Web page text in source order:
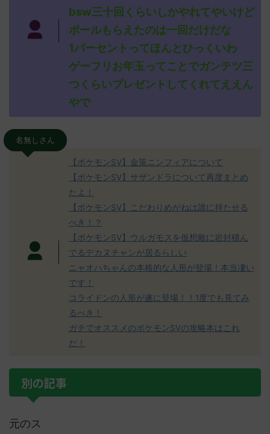
bsw三十回くらいしかやれてやいけど
ボールもらえたのは一回だけだな
1パーセントってほんとひっくいわ
ゲーフリお年玉ってことでガンテツ三
つくらいプレゼントしてくれてええん
やで
名無しさん
【ポケモンSV】金策ニンフィアについて
【ポケモンSV】サザンドラについて再度まとめ
たよ！
【ポケモンSV】こだわりめがねは誰に持たせる
べき！？
【ポケモンSV】ウルガモスを仮想敵に岩封積ん
でるデカヌチャンが居るらしい
ニャオハちゃんの本格的な人形が登場！本当凄い
です！
コライドンの人形が遂に登場！！1度でも見てみ
るべき！
ガチでオススメのポケモンSVの攻略本はこれ
だ！
別の記事
元のス